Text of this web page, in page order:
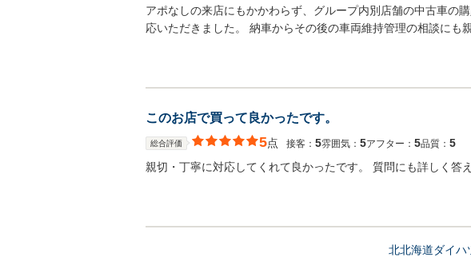
アポなしの来店にもかかわらず、グループ内別店舗の中古車の
応いただきました。 納車からその後の車両維持管理の相談にも
このお店で買って良かったです。
総合評価 5点 接客： 5雰囲気： 5アフター： 5品質： 5
親切・丁寧に対応してくれて良かったです。 質問にも詳しく答
北北海道ダイハ